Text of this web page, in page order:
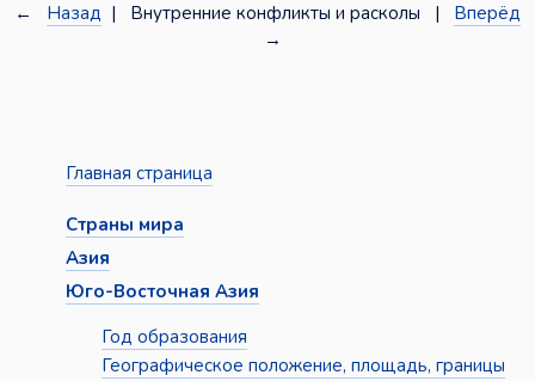
← Назад | Внутренние конфликты и расколы | Вперёд
→
Главная страница
Страны мира
Азия
Юго-Восточная Азия
Год образования
Географическое положение, площадь, границы